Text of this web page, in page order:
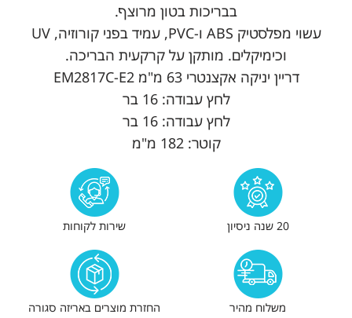
בבריכות בטון מרוצף.
עשוי מפלסטיק ABS ו-PVC, עמיד בפני קורוזיה, UV
וכימיקלים. מותקן על קרקעית הבריכה.
דריין יניקה אקצנטרי 63 מ"מ EM2817C-E2
לחץ עבודה: 16 בר
לחץ עבודה: 16 בר
קוטר: 182 מ"מ
20 שנה ניסיון שירות לקוחות
משלוח מהיר החזרת מוצרים באריזה סגורה